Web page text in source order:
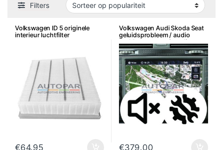
Filters
Volkswagen ID 5 originele
interieur luchtfilter
€64.95
Volkswagen Audi Skoda Seat
geluidsprobleem / audio
probleem reparatie radio
€379.00